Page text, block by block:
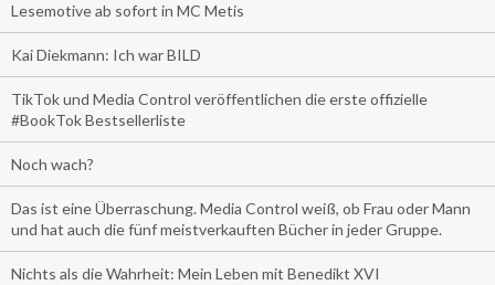
Lesemotive ab sofort in MC Metis
Kai Diekmann: Ich war BILD
TikTok und Media Control veröffentlichen die erste offizielle
#BookTok Bestsellerliste
Noch wach?
Das ist eine Überraschung. Media Control weiß, ob Frau oder Mann
und hat auch die fünf meistverkauften Bücher in jeder Gruppe.
Nichts als die Wahrheit: Mein Leben mit Benedikt XVI